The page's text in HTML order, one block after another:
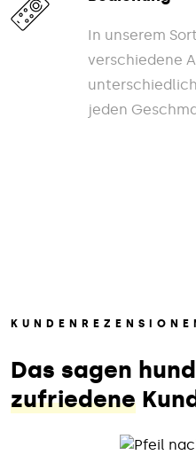
In unserem
verschiedene
jeden
Das sagen
zufriedene